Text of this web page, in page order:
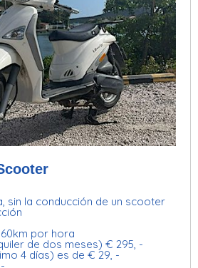
sin la conducción de un scooter
por hora
de dos meses) € 295, -
4 días) es de € 29, -